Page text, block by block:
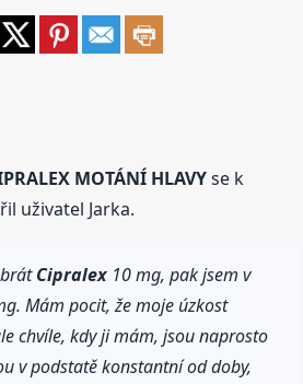
MOTÁNÍ HLAVYse k
uživatel Jarka.
Cipralex 10 mg, pak jsem v
Mám pocit, že moje úzkost
chvíle, kdy ji mám, jsou naprosto
v podstatě konstantní od doby,